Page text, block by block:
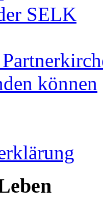
SELK
können